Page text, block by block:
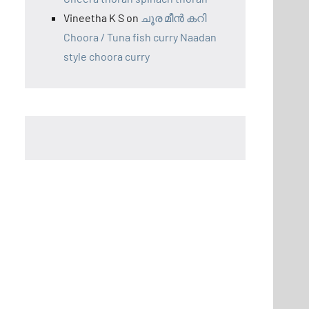
Vineetha K S on ചൂര മീന്‍ കറി
Choora / Tuna fish curry Naadan
style choora curry